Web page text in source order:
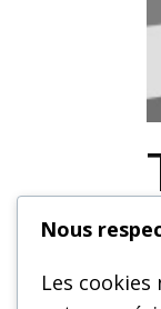
Nous
Les